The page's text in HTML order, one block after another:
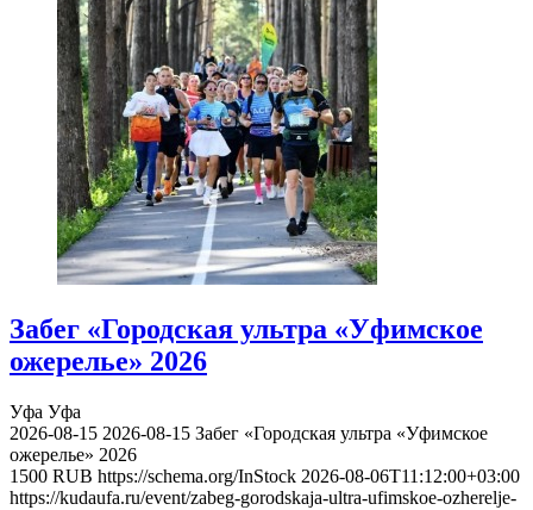
Забег «Городская ультра «Уфимское
ожерелье» 2026
Уфа Уфа
2026-08-15 2026-08-15 Забег «Городская ультра «Уфимское
ожерелье» 2026
1500 RUB https://schema.org/InStock 2026-08-06T11:12:00+03:00
https://kudaufa.ru/event/zabeg-gorodskaja-ultra-ufimskoe-ozherelje-